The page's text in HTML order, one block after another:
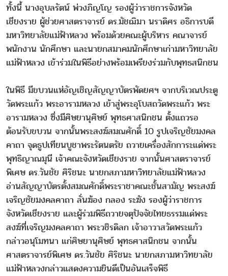
ทั้งนี้ นางอุบลรัตน์ พ่วงภิญโญ รองผู้ว่าราชการจังหวัด
เชียงราย ผู้ช่วยศาสตราจารย์ ดร.มัชฌิมา นราดิศร อธิการบดี
มหาวิทยาลัยแม่ฟ้าหลวง พร้อมด้วยคณะผู้บริหาร คณาจารย์
พนักงาน นักศึกษา และนายกสมาคมนักศึกษาเก่ามหาวิทยาลัย
แม่ฟ้าหลวง เข้าร่วมในพิธีอย่างพร้อมเพรียงร่วมกับพุทธสนิกชน
ในพิธี มีขบวนแห่อัญเชิญสัญญาบัตรพัดยศฯ จากบริเวณประตู
วัดพระแก้ว พระอารามหลวง เข้าสู่พระอุโบสถวัดพระแก้ว พระ
อารามหลวง ซึ่งมีศิษยานุศิษย์ พุทธศาสนิกชน ตั้งแถวรอ
ต้อนรับขบวน จากนั้นพระสงฆ์สมณศักดิ์ 10 รูปเจริญชัยมงคล
คาถา จุดธูปเทียนบูชาพระรัตนตรัย ถวายเครื่องสักการะแด่พระ
พุทธิญาณมุนี เจ้าคณะจังหวัดเชียงราย จากนั้นศาสตราจารย์
พิเศษ ดร.วันชัย ศิริชนะ นายกสภามหาวิทยาลัยแม่ฟ้าหลวง
อ่านสัญญาบัตรตั้งสมณศักดิ์พระราชาคณะชั้นสามัญ พระสงฆ์
เจริญชัยมงคลคาถา ลั่นฆ้อง กลอง ระฆัง รองผู้ว่าราชการ
จังหวัดเชียงราย และผู้ร่วมพิธีถวายจตุปัจจัยไทยธรรมแด่พระ
สงฆ์ที่เจริญมงคลคาถา พระวชิรดิลก เจ้าอาวาสวัดพระแก้ว
กล่าวอนุโมทนา แก่ศิษยานุศิษย์ พุทธศาสนิกชน จากนั้น
ศาสตราจารย์พิเศษ ดร.วันชัย ศิริชนะ นายกสภามหาวิทยาลัย
แม่ฟ้าหลวงกล่าวแสดงความยินดีเป็นอันเสร็จพิธี